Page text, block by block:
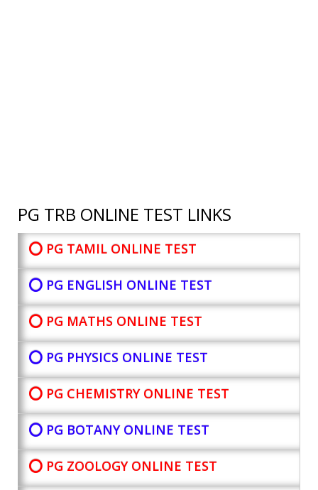
PG TRB ONLINE TEST LINKS
⭕ PG TAMIL ONLINE TEST
⭕ PG ENGLISH ONLINE TEST
⭕ PG MATHS ONLINE TEST
⭕ PG PHYSICS ONLINE TEST
⭕ PG CHEMISTRY ONLINE TEST
⭕ PG BOTANYONLINE TEST
⭕ PG ZOOLOGY ONLINE TEST